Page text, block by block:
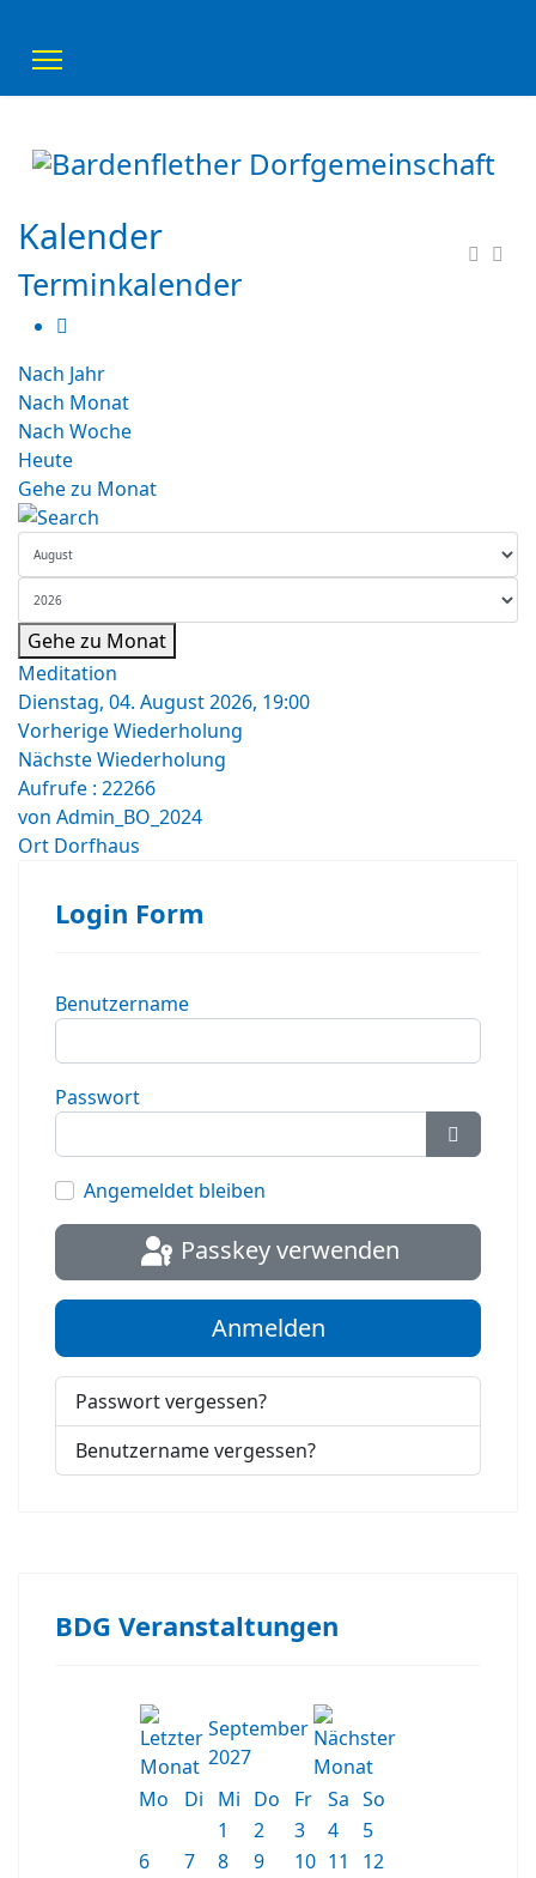
Kalender
Terminkalender
Nach Jahr
Nach Monat
Nach Woche
Heute
Gehe zu Monat
Gehe zu Monat
Meditation
Dienstag, 04. August 2026, 19:00
Vorherige Wiederholung
Nächste Wiederholung
Aufrufe : 22266
von Admin_BO_2024
Ort Dorfhaus
Login Form
Benutzername
Passwort
Angemeldet bleiben
Passkey verwenden
Anmelden
Passwort vergessen?
Benutzername vergessen?
BDG Veranstaltungen
September
2027
Mo
Di Mi Do Fr Sa So
1
2 3 4
5
6
7 8 9 10 11
12